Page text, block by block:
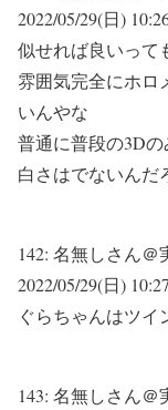
2022/05/29(日)
似せれば良いって
雰囲気完全にホロ
いんやな
普通に普段の3D
白さはでないんだ
142: 名無しさん＠
2022/05/29(日)
ぐらちゃんはツイ
143: 名無しさん＠